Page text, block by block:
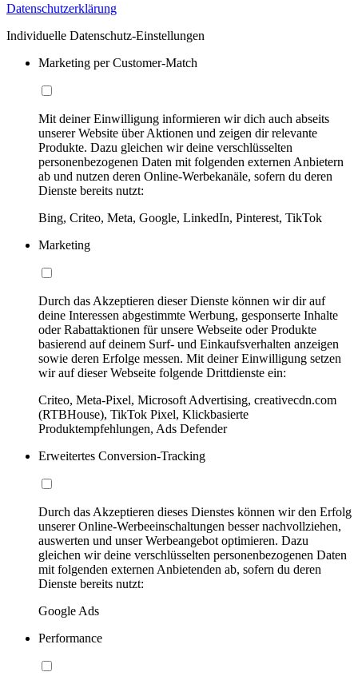
Datenschutzerklärung
Individuelle Datenschutz-Einstellungen
Marketing per Customer-Match
Mit deiner Einwilligung informieren wir dich auch abseits
unserer Website über Aktionen und zeigen dir relevante
Produkte. Dazu gleichen wir deine verschlüsselten
personenbezogenen Daten mit folgenden externen Anbietern
ab und nutzen deren Online-Werbekanäle, sofern du deren
Dienste bereits nutzt:
Bing, Criteo, Meta, Google, LinkedIn, Pinterest, TikTok
Marketing
Durch das Akzeptieren dieser Dienste können wir dir auf
deine Interessen abgestimmte Werbung, gesponserte Inhalte
oder Rabattaktionen für unsere Webseite oder Produkte
basierend auf deinem Surf- und Einkaufsverhalten anzeigen
sowie deren Erfolge messen. Mit deiner Einwilligung setzen
wir auf dieser Webseite folgende Drittdienste ein:
Criteo, Meta-Pixel, Microsoft Advertising, creativecdn.com
(RTBHouse), TikTok Pixel, Klickbasierte
Produktempfehlungen, Ads Defender
Erweitertes Conversion-Tracking
Durch das Akzeptieren dieses Dienstes können wir den Erfolg
unserer Online-Werbeeinschaltungen besser nachvollziehen,
auswerten und unser Werbeangebot optimieren. Dazu
gleichen wir deine verschlüsselten personenbezogenen Daten
mit folgenden externen Anbietenden ab, sofern du deren
Dienste bereits nutzt:
Google Ads
Performance